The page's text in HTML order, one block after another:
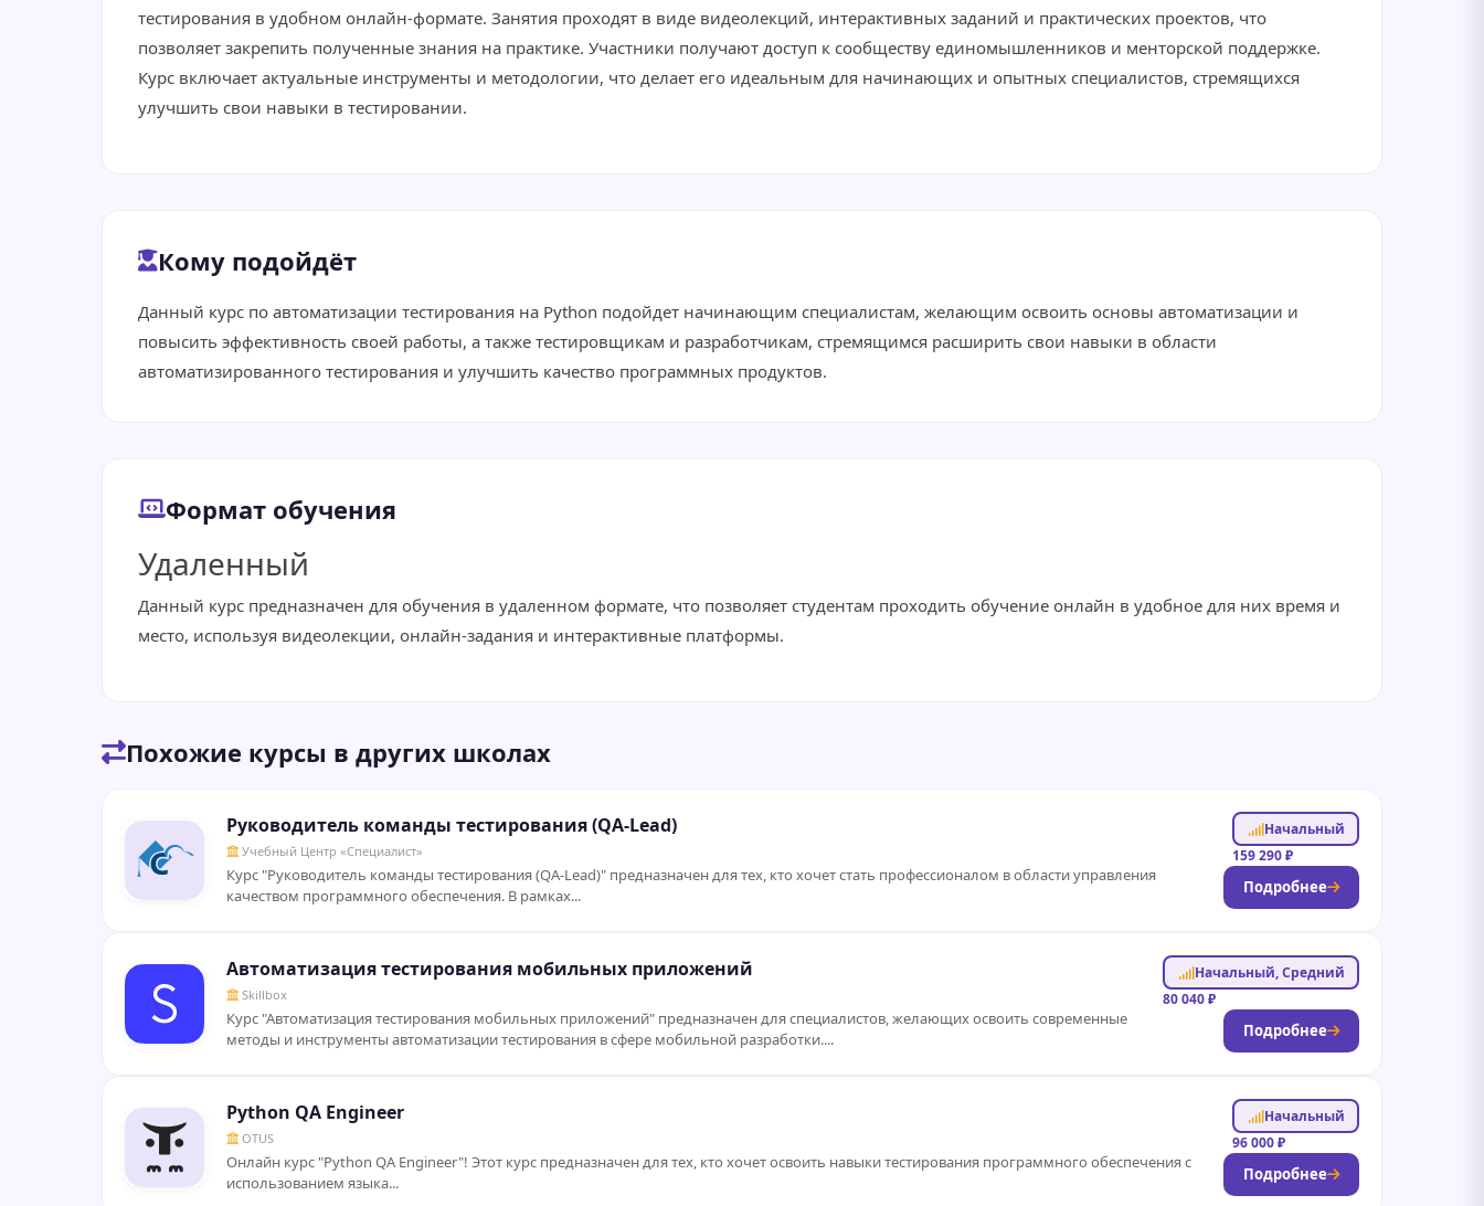
тестирования в удобном онлайн-формате. Занятия проходят в виде видеолекций, интерактивных заданий и практических проектов, что
позволяет закрепить полученные знания на практике. Участники получают доступ к сообществу единомышленников и менторской поддержке.
Курс включает актуальные инструменты и методологии, что делает его идеальным для начинающих и опытных специалистов, стремящихся
улучшить свои навыки в тестировании.
Кому подойдёт
Данный курс по автоматизации тестирования на Python подойдет начинающим специалистам, желающим освоить основы автоматизации и
повысить эффективность своей работы, а также тестировщикам и разработчикам, стремящимся расширить свои навыки в области
автоматизированного тестирования и улучшить качество программных продуктов.
Формат обучения
Удаленный
Данный курс предназначен для обучения в удаленном формате, что позволяет студентам проходить обучение онлайн в удобное для них время и
место, используя видеолекции, онлайн-задания и интерактивные платформы.
Похожие курсы в других школах
Руководитель команды тестирования (QA-Lead)
Учебный Центр «Специалист»
Курс "Руководитель команды тестирования (QA-Lead)" предназначен для тех, кто хочет стать профессионалом в области управления
качеством программного обеспечения. В рамках...
Начальный
159 290 ₽
Подробнее
Автоматизация тестирования мобильных приложений
Skillbox
Курс "Автоматизация тестирования мобильных приложений" предназначен для специалистов, желающих освоить современные
методы и инструменты автоматизации тестирования в сфере мобильной разработки....
Начальный, Средний
80 040 ₽
Подробнее
Python QA Engineer
OTUS
Онлайн курс "Python QA Engineer"! Этот курс предназначен для тех, кто хочет освоить навыки тестирования программного обеспечения с
использованием языка...
Начальный
96 000 ₽
Подробнее